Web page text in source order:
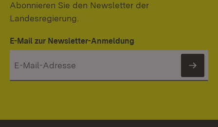
Abonnieren Sie den Newsletter der
Landesregierung.
E-Mail zur Newsletter-Anmeldung